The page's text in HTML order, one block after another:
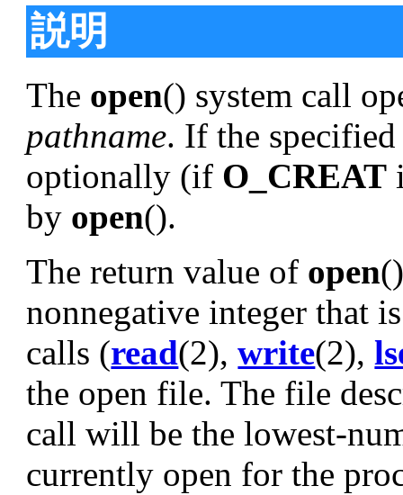
説明
The open() system call
pathname. If the
optionally (if O_CREAT
by open().
The return value of open
nonnegative integer that
calls (read(2),write(2),
the open file. The file
call will be the lowest-
currently open for the